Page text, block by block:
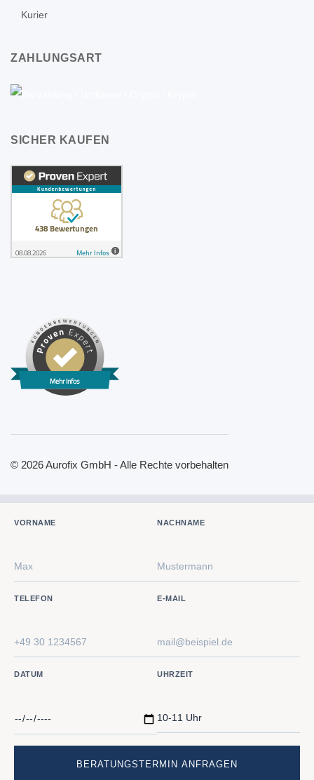
Kurier
ZAHLUNGSART
SICHER KAUFEN
Mehr Infos
© 2026 Aurofix GmbH - Alle Rechte vorbehalten
VORNAME NACHNAME
TELEFON E-MAIL
DATUM UHRZEIT